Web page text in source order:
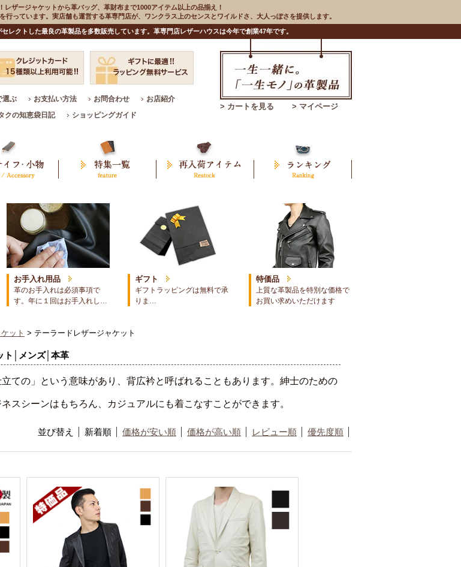
ザージャケットから革バッグ、革財布まで1000アイテム以上の品揃え！
っています。実店舗も運営する革専門店が、ワンクラス上のセンスとワイルドさ、大人っぽさを提供します。
レクトした最良の革製品を多数販売しています。革専門店レザーハウスは今年で創業47年です。
選ぶ お支払い方法 お問合わせ
お店紹介
クの知恵袋日記
ショッピングガイド
> カートを見る > マイページ
お手入れ用品
革のお手入れは必須事項で
す。年に１回はお手入れし…
ギフト
ギフトラッピングは無料で承
りま…
特価品
上質な革製品を特別な価格で
お買い求めいただけます
ット > テーラードレザージャケット
ト│メンズ│本革
ての」という意味があり、背広衿と呼ばれることもあります。紳士のための
スシーンはもちろん、カジュアルにも着こなすことができます。
並び替え 新着順 価格が安い順 価格が高い順 レビュー順 優先度順